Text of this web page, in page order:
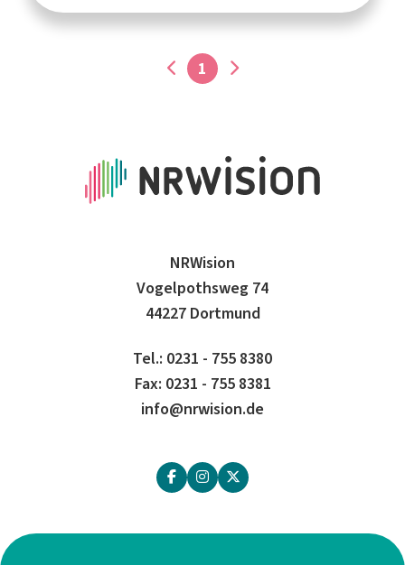
1
NRWision
Vogelpothsweg 74
44227 Dortmund
Tel.: 0231 - 755 8380
Fax: 0231 - 755 8381
info@nrwision.de